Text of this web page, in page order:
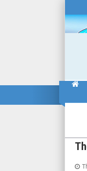
: Constant